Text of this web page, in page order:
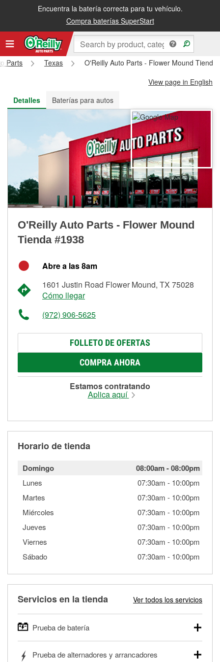
Encuentra la batería correcta para tu vehículo.
Compra baterías SuperStart
Recibe tu orden gratis al día siguiente o recógela en la tienda
Parts Texas
O'Reilly Auto Parts - Flower Mound Tienda
View page in English
Detalles
Baterías para autos
O'Reilly Auto Parts - Flower Mound
Tienda #1938
Abre a las 8am
1601 Justin Road Flower Mound, TX 75028
Cómo llegar
(972) 906-5625
FOLLETO DE OFERTAS
COMPRA AHORA
Estamos contratando
Aplica aquí
Horario de tienda
Domingo 08:00am-08:00pm
Lunes 07:30am - 10:00pm
Martes
07:30am - 10:00pm
Miércoles
07:30am - 10:00pm
Jueves
07:30am - 10:00pm
Viernes
07:30am - 10:00pm
Sábado
07:30am - 10:00pm
Servicios en la tienda Ver todos los servicios
Prueba de batería
autos, camionetas, SUVs, vehículos comerciales y
Prueba de alternadores y arrancadores